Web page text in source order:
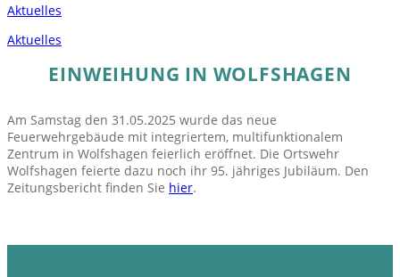
Aktuelles
Aktuelles
EINWEIHUNG IN WOLFSHAGEN
Am Samstag den 31.05.2025 wurde das neue
Feuerwehrgebäude mit integriertem, multifunktionalem
Zentrum in Wolfshagen feierlich eröffnet. Die Ortswehr
Wolfshagen feierte dazu noch ihr 95. jähriges Jubiläum. Den
Zeitungsbericht finden Sie hier.